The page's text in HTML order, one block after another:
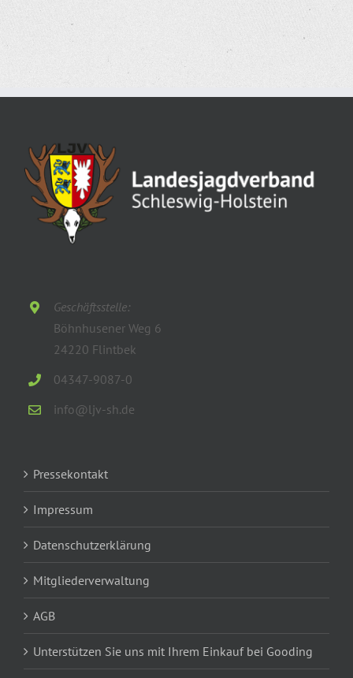
Geschäftsstelle:
Böhnhusener Weg 6
24220 Flintbek
04347-9087-0
info@ljv-sh.de
Pressekontakt
Impressum
Datenschutzerklärung
Mitgliederverwaltung
AGB
Unterstützen Sie uns mit Ihrem Einkauf bei Gooding